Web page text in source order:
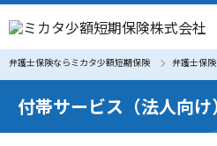
弁護士保険ならミカタ少額短期保険 弁護士保
付帯サービス（法人向け）